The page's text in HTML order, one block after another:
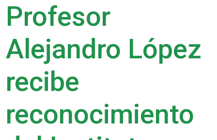
Profesor
Alejandro López
recibe
reconocimiento